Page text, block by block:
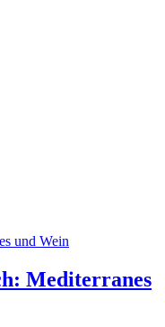
Mediterranes